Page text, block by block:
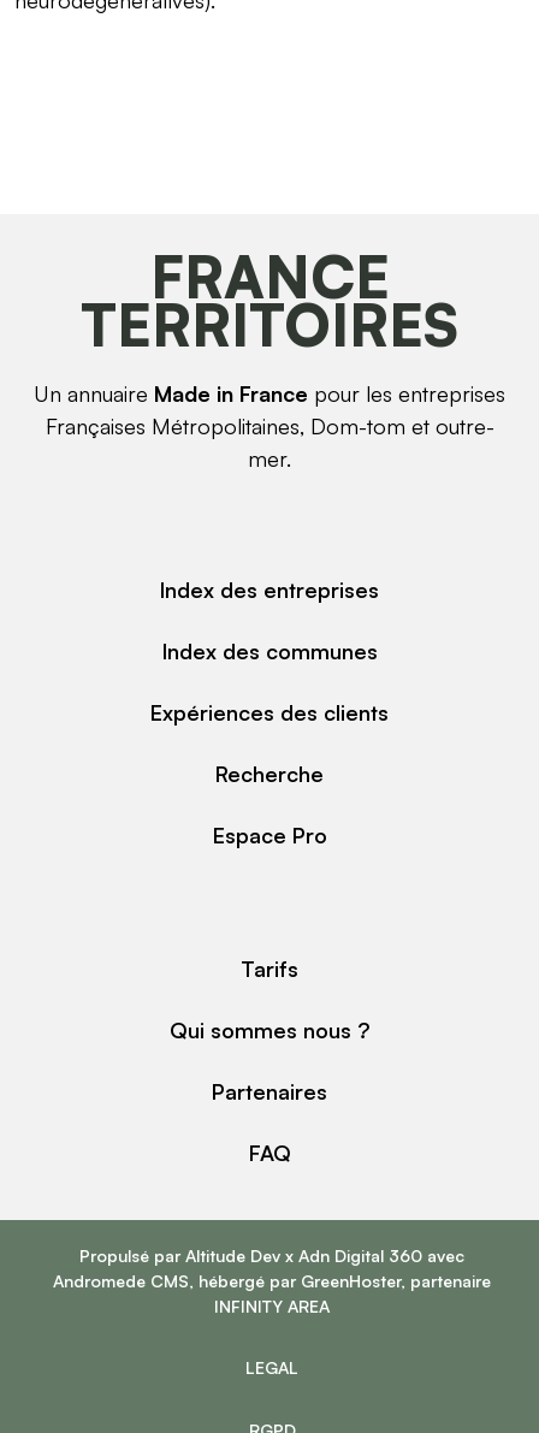
FRANCE
TERRITOIRES
Un annuaire Made in France pour les entreprises
Françaises Métropolitaines, Dom-tom et outre-
mer.
Index des entreprises
Index des communes
Expériences des clients
Recherche
Espace Pro
Tarifs
Qui sommes nous ?
Partenaires
FAQ
Propulsé par Altitude Devx Adn Digital 360avec
Andromede CMS, hébergé par GreenHoster, partenaire
INFINITY AREA
LEGAL